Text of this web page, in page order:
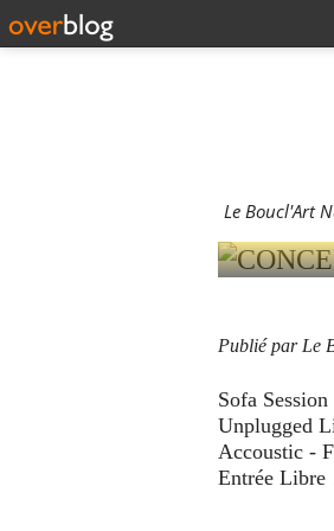
Le Boucl'Art
Publié par Le
Sofa Session
Unplugged
Accoustic -
Entrée Libre